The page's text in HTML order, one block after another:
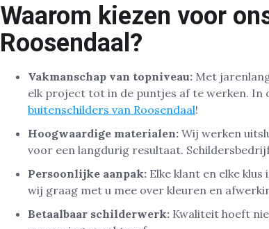
Waarom kiezen voor
Roosendaal?
Vakmanschap van topniveau: Met
elk project tot in de puntjes af te werken. In
buitenschilders van Roosendaal!
Hoogwaardige materialen: Wij werken
voor een langdurig resultaat.
Persoonlijke aanpak: Elke klant en elke
wij graag met u mee over kleuren en
Betaalbaar schilderwerk: Kwaliteit hoeft